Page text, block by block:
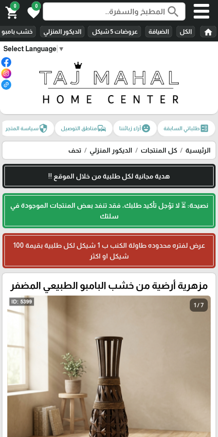
Select Language ▼
search
0
favorite
0
shopping_cart
home الكل الضيافة عروضات 5 شيكل الديكور المنزلي خشب بامبو
ballotطلباتي السابقة emoji_emotionsآراء زبائننا commuteمناطق التوصيل securityسياسة المتجر
الرئيسية كل المنتجات الديكور المنزلي تحف
هدية مجانية لكل طلبية من خلال الموقع !!
نصيحة: ⏳ لا تؤجل تأكيد طلبك، فقد تنفد بعض المنتجات الموجودة في
سلتك
عرض لفتره محدوده طاولة الكنب ب 1 شيكل لكل طلبية بقيمة 100
شيكل او اكثر
مزهرية أرضية من خشب البامبو الطبيعي المضفر
1 / 7